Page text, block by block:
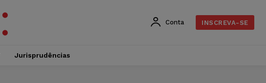
Conta INSCREVA-SE
Jurisprudências